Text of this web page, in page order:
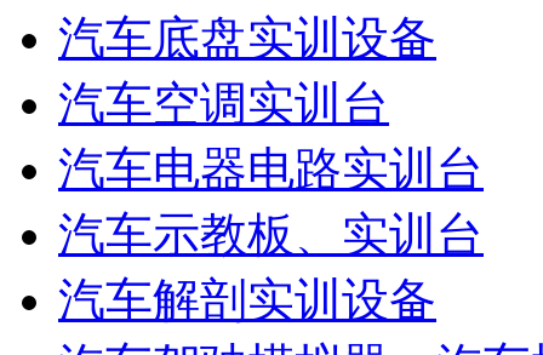
汽车底盘实训设备
汽车空调实训台
汽车电器电路实训台
汽车示教板、实训台
汽车解剖实训设备